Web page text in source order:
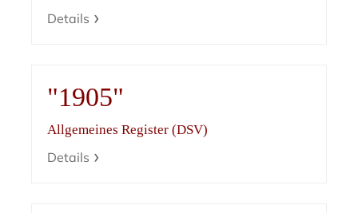
Details
"1905"
Allgemeines Register (DSV)
Details